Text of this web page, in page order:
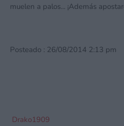
muelen a palos... ¡Además
Posteado : 26/08/2014 2:13 pm
Drako1909